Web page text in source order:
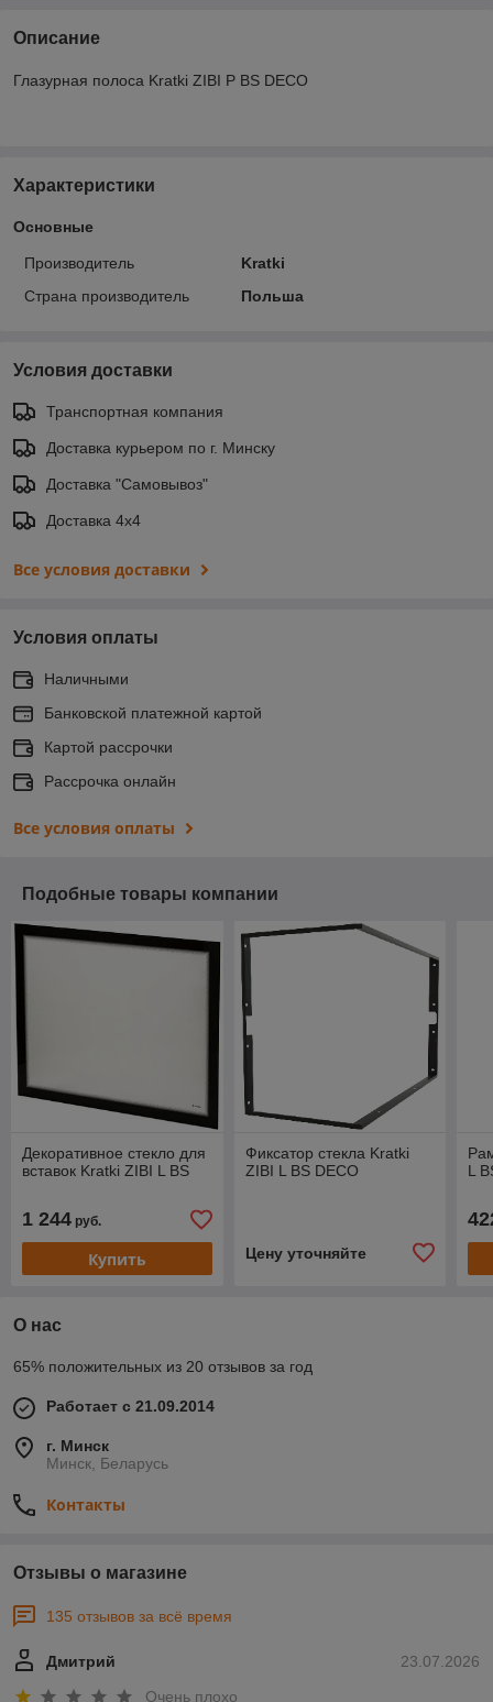
Описание
Глазурная полоса Kratki ZIBI P BS DECO
Характеристики
Основные
Производитель
Kratki
Страна производитель
Польша
Условия доставки
Транспортная компания
Доставка курьером по г. Минску
Доставка "Самовывоз"
Доставка 4х4
Все условия доставки
Условия оплаты
Наличными
Банковской платежной картой
Картой рассрочки
Рассрочка онлайн
Все условия оплаты
Подобные товары компании
Декоративное стекло для
вставок Kratki ZIBI L BS
1 244 руб.
Купить
Фиксатор стекла Kratki
ZIBI L BS DECO
Цену уточняйте
L
О нас
65% положительных из 20 отзывов за год
Работает с 21.09.2014
г. Минск
Минск, Беларусь
Контакты
Отзывы о магазине
135 отзывов за всё время
23.07.2026
Дмитрий
Очень плохо